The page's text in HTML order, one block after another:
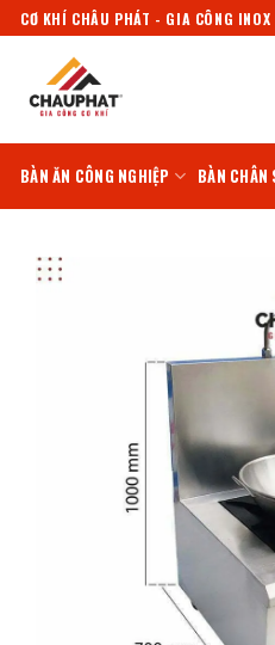
qua
dung
CƠ KHÍ CHÂU PHÁT - GIA CÔNG INOX
BÀN ĂN CÔNG NGHIỆP BÀN CHÂN